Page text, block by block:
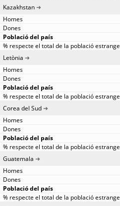
Kazakhstan
Letònia
Corea del Sud
Guatemala